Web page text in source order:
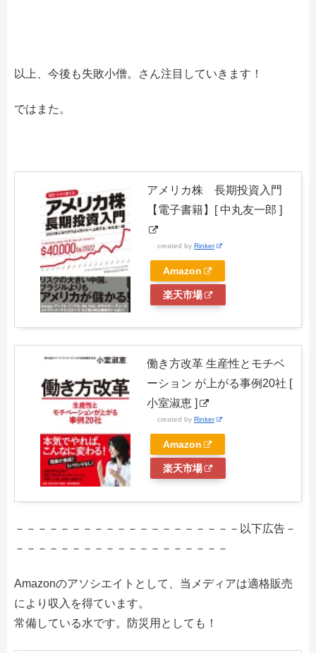
以上、今後も失敗小僧。さん注目していきます！
ではまた。
アメリカ株 長期投資入門
【電子書籍】[ 中丸友一郎 ]
created by Rinker
Amazon
楽天市場
働き方改革 生産性とモチベ
ーション が上がる事例20社 [
小室淑恵 ]
created by Rinker
Amazon
楽天市場
－－－－－－－－－－－－－－－－－－－－以下広告－
－－－－－－－－－－－－－－－－－－－
Amazonのアソシエイトとして、当メディアは適格販売
により収入を得ています。
常備している水です。防災用としても！